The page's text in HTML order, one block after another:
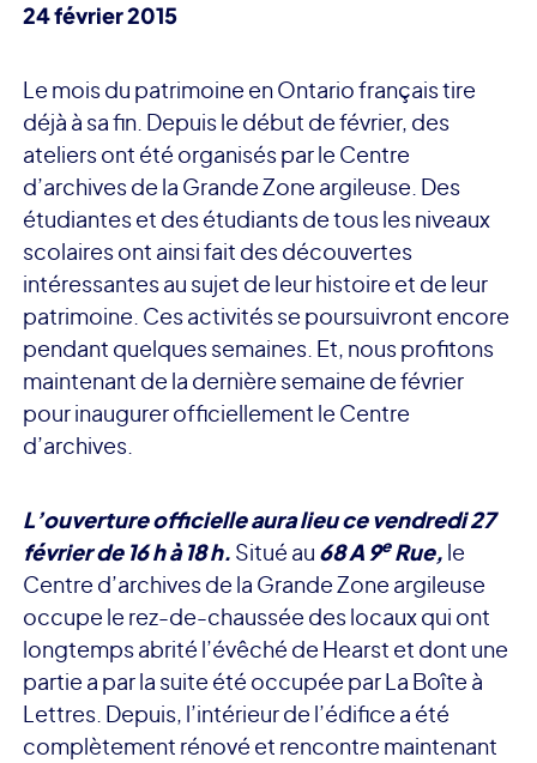
24 février 2015
Le mois du patrimoine en Ontario français tire
déjà à sa fin. Depuis le début de février, des
ateliers ont été organisés par le Centre
d’archives de la Grande Zone argileuse. Des
étudiantes et des étudiants de tous les niveaux
scolaires ont ainsi fait des découvertes
intéressantes au sujet de leur histoire et de leur
patrimoine. Ces activités se poursuivront encore
pendant quelques semaines. Et, nous profitons
maintenant de la dernière semaine de février
pour inaugurer officiellement le Centre
d’archives.
L’ouverture officielle aura lieu ce vendredi 27
février de 16 h à 18 h. Situé au 68 A 9eRue, le
Centre d’archives de la Grande Zone argileuse
occupe le rez-de-chaussée des locaux qui ont
longtemps abrité l’évêché de Hearst et dont une
partie a par la suite été occupée par La Boîte à
Lettres. Depuis, l’intérieur de l’édifice a été
complètement rénové et rencontre maintenant